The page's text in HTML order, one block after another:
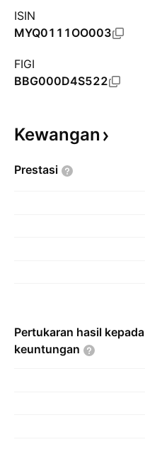
ISIN
MYQ0111OO003
FIGI
BBG000D4S522
Kewangan
Prestasi
Pertukaran hasil kepada
keuntungan